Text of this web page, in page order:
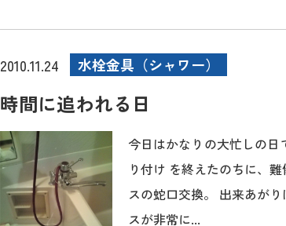
2010.11.24 水栓金具（シャワー）
時間に追われる日
今日はかなりの大忙しの
り付け を終えたのちに、
スの蛇口交換。 出来あが
スが非常に...